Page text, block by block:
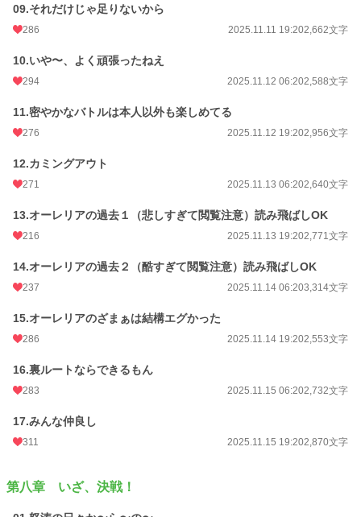
09.それだけじゃ足りないから
286 2025.11.11 19:202,662文字
10.いや〜、よく頑張ったねえ
294 2025.11.12 06:202,588文字
11.密やかなバトルは本人以外も楽しめてる
276 2025.11.12 19:202,956文字
12.カミングアウト
271 2025.11.13 06:202,640文字
13.オーレリアの過去１（悲しすぎて閲覧注意）読み飛ばしOK
216 2025.11.13 19:202,771文字
14.オーレリアの過去２（酷すぎて閲覧注意）読み飛ばしOK
237 2025.11.14 06:203,314文字
15.オーレリアのざまぁは結構エグかった
286 2025.11.14 19:202,553文字
16.裏ルートならできるもん
283 2025.11.15 06:202,732文字
17.みんな仲良し
311 2025.11.15 19:202,870文字
第八章 いざ、決戦！